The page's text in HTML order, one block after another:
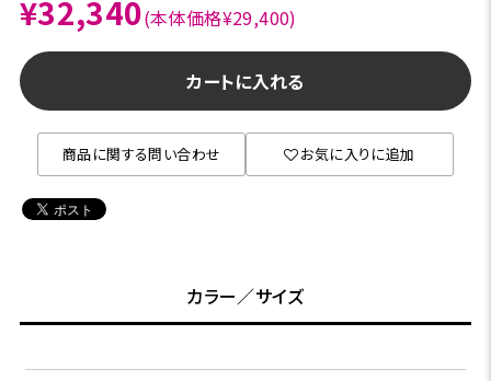
¥32,340(本体価格¥29,400)
カートに入れる
商品に関する問い合わせ お気に入りに追加
カラー／サイズ